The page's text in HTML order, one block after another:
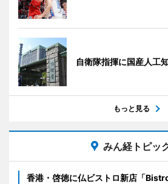
自衛隊指揮に国産人工
もっと見る
みん経トピッ
香港・啓徳に仏ビストロ新店「